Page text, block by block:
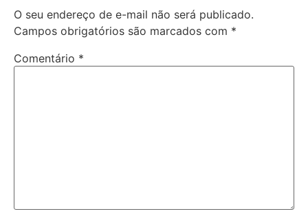
O seu endereço de e-mail não será publicado.
Campos obrigatórios são marcados com *
Comentário *